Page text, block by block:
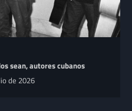
sean, autores cubanos
de 2026